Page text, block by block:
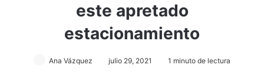
este apretado
estacionamiento
Ana Vázquez julio 29, 2021 1 minuto de lectura